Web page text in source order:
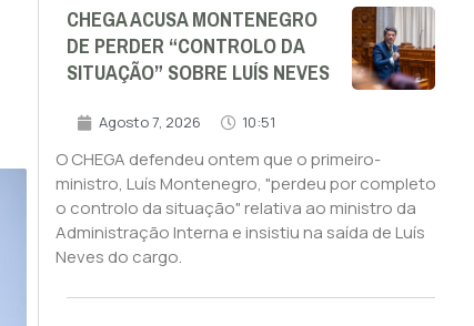
CHEGA ACUSA MONTENEGRO
DE PERDER “CONTROLO DA
SITUAÇÃO” SOBRE LUÍS NEVES
Agosto 7, 2026 10:51
O CHEGA defendeu ontem que o primeiro-
ministro, Luís Montenegro, "perdeu por completo
o controlo da situação" relativa ao ministro da
Administração Interna e insistiu na saída de Luís
Neves do cargo.